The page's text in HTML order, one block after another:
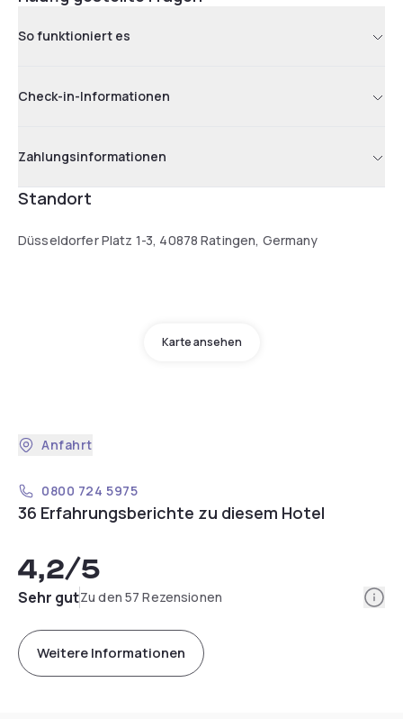
So funktioniert es
Check-in-Informationen
Zahlungsinformationen
Standort
Düsseldorfer Platz 1-3, 40878 Ratingen, Germany
Karte ansehen
Anfahrt
0800 724 5975
36 Erfahrungsberichte zu diesem Hotel
4,2/5
Sehr gutZu den 57 Rezensionen
Weitere Informationen